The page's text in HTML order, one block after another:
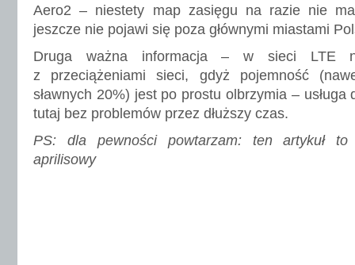
Aero2 – niestety map zasięgu na razie nie
jeszcze nie pojawi się poza głównymi miastami
Druga ważna informacja – w sieci LTE
z przeciążeniami sieci, gdyż pojemność
sławnych 20%) jest po prostu olbrzymia – usługa
tutaj bez problemów przez dłuższy czas.
PS: dla pewności powtarzam: ten artykuł
aprilisowy